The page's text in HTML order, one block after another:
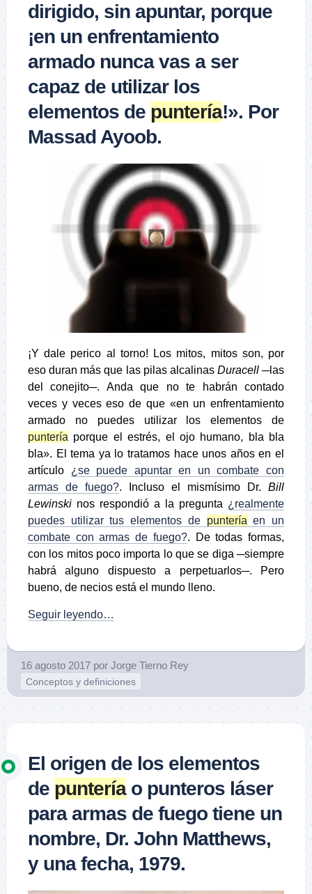
dirigido, sin apuntar, porque
¡en un enfrentamiento
armado nunca vas a ser
capaz de utilizar los
elementos de puntería!». Por
Massad Ayoob.
¡Y dale perico al torno! Los mitos, mitos son, por
eso duran más que las pilas alcalinas Duracell─las
del conejito─. Anda que no te habrán contado
veces y veces eso de que «en un enfrentamiento
armado no puedes utilizar los elementos de
puntería porque el estrés, el ojo humano, bla bla
bla». El tema ya lo tratamos hace unos años en el
artículo ¿se puede apuntar en un combate con
armas de fuego?. Incluso el mismísimo Dr. Bill
Lewinski nos respondió a la pregunta ¿realmente
puedes utilizar tus elementos de puntería en un
combate con armas de fuego?. De todas formas,
con los mitos poco importa lo que se diga ─siempre
habrá alguno dispuesto a perpetuarlos─. Pero
bueno, de necios está el mundo lleno.
Seguir leyendo…
16 agosto 2017 por Jorge Tierno Rey
Conceptos y definiciones
El origen de los elementos
de punteríao punteros láser
para armas de fuego tiene un
nombre, Dr. John Matthews,
y una fecha, 1979.